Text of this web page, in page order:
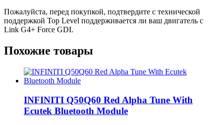
Пожалуйста, перед покупкой, подтвердите с технической
поддержкой Top Level поддерживается ли ваш двигатель с
Link G4+ Force GDI.
Похожие товары
INFINITI Q50Q60 Red Alpha Tune With
Ecutek Bluetooth Module